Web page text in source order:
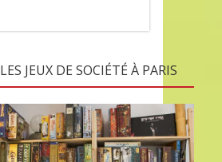
LES JEUX DE SOCIÉTÉ À PARIS